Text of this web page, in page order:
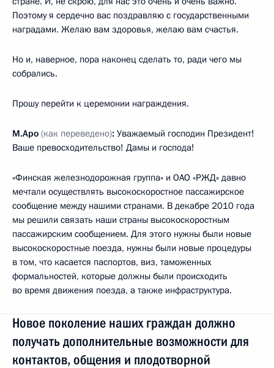
Поэтому я сердечно вас поздравляю с государственными
наградами. Желаю вам здоровья, желаю вам счастья.
Но и, наверное, пора наконец сделать то, ради чего мы
собрались.
Прошу перейти к церемонии награждения.
М.Аро (как переведено): Уважаемый господин Президент!
Ваше превосходительство! Дамы и господа!
«Финская железнодорожная группа» и ОАО «РЖД» давно
мечтали осуществлять высокоскоростное пассажирское
сообщение между нашими странами. В декабре 2010 года
мы решили связать наши страны высокоскоростным
пассажирским сообщением. Для этого нужны были новые
высокоскоростные поезда, нужны были новые процедуры
в том, что касается паспортов, виз, таможенных
формальностей, которые должны были происходить
во время движения поезда, а также инфраструктура.
Новое поколение наших граждан должно
получать дополнительные возможности для
контактов, общения и плодотворной